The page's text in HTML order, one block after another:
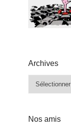
Archives
Nos amis